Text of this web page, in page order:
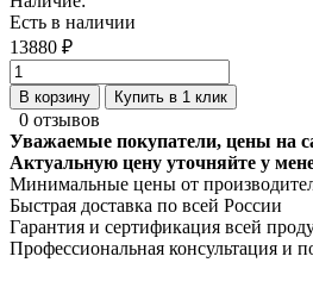
Есть в наличии
13880 ₽
В корзину Купить в 1 клик
0 отзывов
Уважаемые покупатели, цены на
Актуальную цену уточняйте у
Минимальные цены от
Быстрая доставка по всей России
Гарантия и сертификация всей
Профессиональная консультация и